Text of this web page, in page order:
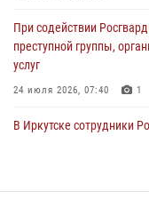
При содействии
преступной группы,
услуг
24 июля 2026, 07:40 1
В Иркутске сотрудники